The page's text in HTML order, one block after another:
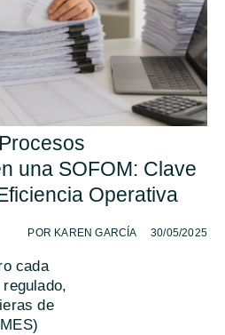
una SOFOM: Clave
Operativa
POR KAREN GARCÍA 30/05/2025
cada
de